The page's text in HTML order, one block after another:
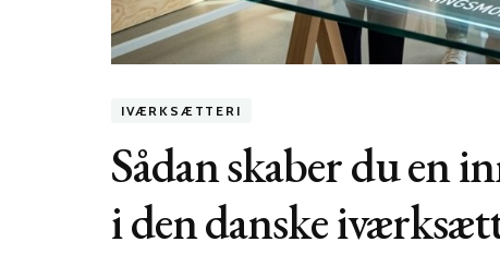
IVÆRKSÆTTERI
Sådan skaber du en
i den danske